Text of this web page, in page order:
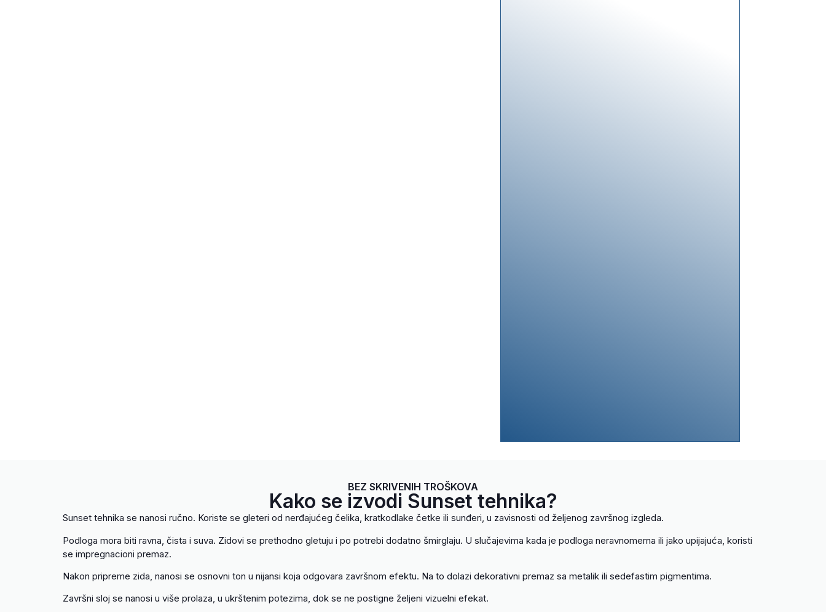
BEZ SKRIVENIH TROŠKOVA
Kako se izvodi Sunset tehnika?
Sunset tehnika se nanosi ručno. Koriste se gleteri od nerđajućeg čelika, kratkodlake četke ili sunđeri, u zavisnosti od željenog završnog izgleda.
Podloga mora biti ravna, čista i suva. Zidovi se prethodno gletuju i po potrebi dodatno šmirglaju. U slučajevima kada je podloga neravnomerna ili jako upijajuća, koristi
se impregnacioni premaz.
Nakon pripreme zida, nanosi se osnovni ton u nijansi koja odgovara završnom efektu. Na to dolazi dekorativni premaz sa metalik ili sedefastim pigmentima.
Završni sloj se nanosi u više prolaza, u ukrštenim potezima, dok se ne postigne željeni vizuelni efekat.